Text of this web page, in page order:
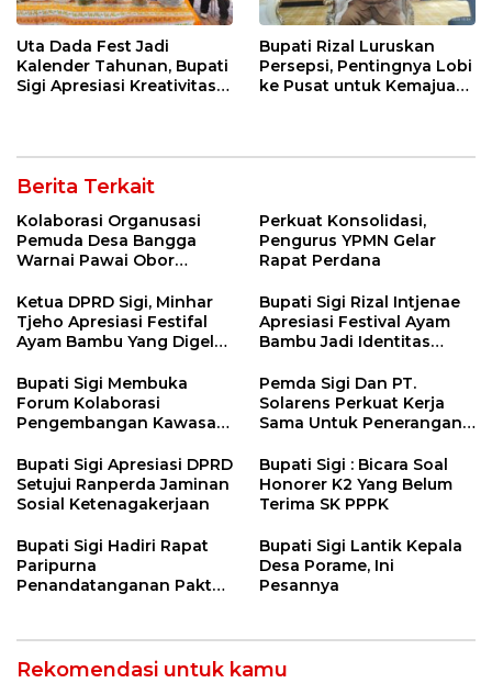
Uta Dada Fest Jadi
Kalender Tahunan, Bupati
Sigi Apresiasi Kreativitas
Bupati Rizal Luruskan
Persepsi, Pentingnya Lobi
ke Pusat untuk Kemajuan
Berita Terkait
Kolaborasi Organusasi
Pemuda Desa Bangga
Warnai Pawai Obor
2026
Perkuat Konsolidasi,
Pengurus YPMN Gelar
Rapat Perdana
Ketua DPRD Sigi, Minhar
Tjeho Apresiasi Festifal
Ayam Bambu Yang Digelar
Bupati Sigi Rizal Intjenae
Apresiasi Festival Ayam
Bambu Jadi Identitas
Dipromosikan Ketingkat
Nasional
Bupati Sigi Membuka
Forum Kolaborasi
Pengembangan Kawasan
Pemda Sigi Dan PT.
Solarens Perkuat Kerja
Sama Untuk Penerangan
Bupati Sigi Apresiasi DPRD
Setujui Ranperda Jaminan
Sosial Ketenagakerjaan
Bupati Sigi : Bicara Soal
Honorer K2 Yang Belum
Terima SK PPPK
Bupati Sigi Hadiri Rapat
Paripurna
Penandatanganan Pakta
2026
Bupati Sigi Lantik Kepala
Desa Porame, Ini
Pesannya
Rekomendasi untuk kamu